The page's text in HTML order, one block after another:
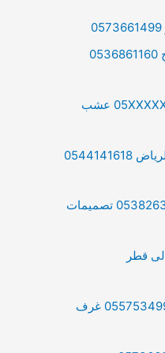
شركة تنسيق حدائق بالخرج 0536861160
نجيلة صناعية بجازان 05XXXXXXXX عشب
محلات العشب الصناعي بالرياض 0544141618
معلم شلالات فى مكه 0538263919 تصميمات
قطر
جلسات حدائق بالاحساء 0557534995 غرف